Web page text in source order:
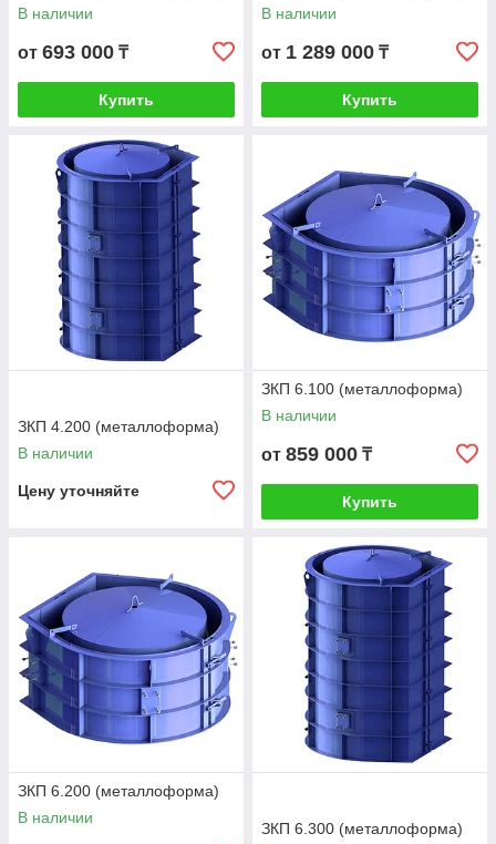
В наличии
от 693 000 ₸
Купить
В наличии
от 1 289 000 ₸
Купить
ЗКП 4.200 (металлоформа)
В наличии
Цену уточняйте
ЗКП 6.100 (металлоформа)
В наличии
от 859 000 ₸
Купить
ЗКП 6.200 (металлоформа)
В наличии
ЗКП 6.300 (металлоформа)